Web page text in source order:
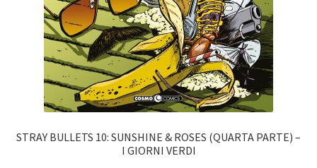
STRAY BULLETS 10: SUNSHINE & ROSES (QUARTA PARTE) –
I GIORNI VERDI